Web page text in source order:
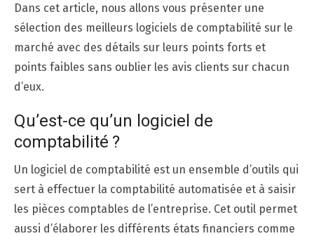
Dans cet article, nous allons vous présenter une
sélection des meilleurs logiciels de comptabilité sur le
marché avec des détails sur leurs points forts et
points faibles sans oublier les avis clients sur chacun
d’eux.
Qu’est-ce qu’un logiciel de
comptabilité ?
Un logiciel de comptabilité est un ensemble d’outils qui
sert à effectuer la comptabilité automatisée et à saisir
les pièces comptables de l’entreprise. Cet outil permet
aussi d’élaborer les différents états financiers comme